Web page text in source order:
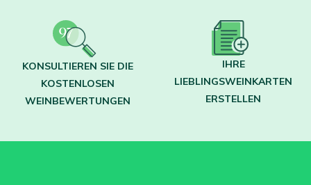
KONSULTIEREN SIE DIE
KOSTENLOSEN
WEINBEWERTUNGEN
IHRE
LIEBLINGSWEINKARTEN
ERSTELLEN